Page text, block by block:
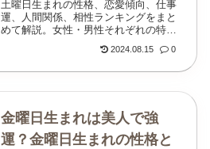
土曜日生まれの性格、恋愛傾向、仕事
運、人間関係、相性ランキングをまと
めて解説。女性・男性それぞれの特徴
2024.08.15 0
金曜日生まれは美人で強
運？金曜日生まれの性格と